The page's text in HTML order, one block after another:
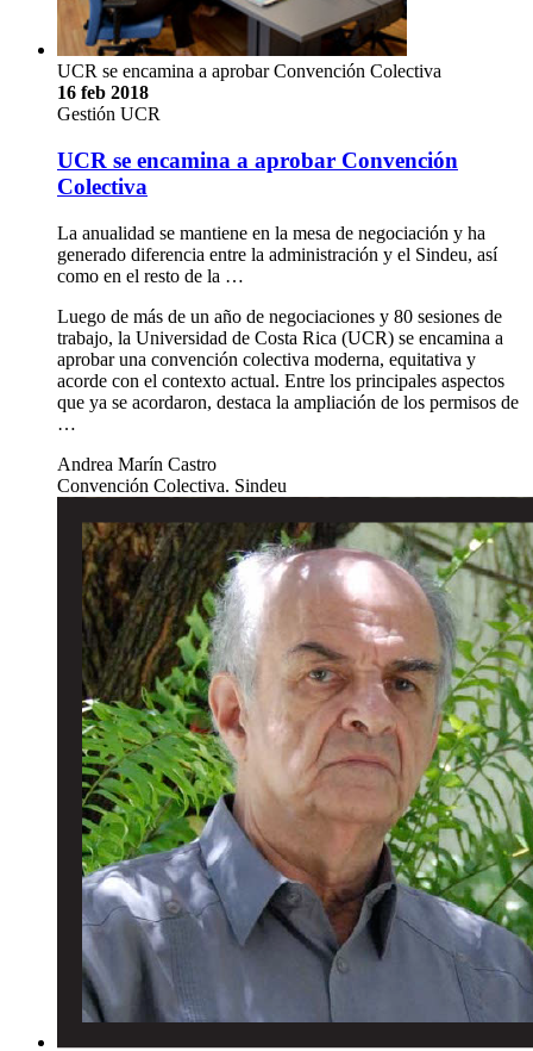
UCR se encamina a aprobar Convención Colectiva
16 feb 2018
Gestión UCR
UCR se encamina a aprobar Convención
Colectiva
La anualidad se mantiene en la mesa de negociación y ha
generado diferencia entre la administración y el Sindeu, así
como en el resto de la …
Luego de más de un año de negociaciones y 80 sesiones de
trabajo, la Universidad de Costa Rica (UCR) se encamina a
aprobar una convención colectiva moderna, equitativa y
acorde con el contexto actual. Entre los principales aspectos
que ya se acordaron, destaca la ampliación de los permisos de
…
Andrea Marín Castro
Convención Colectiva. Sindeu